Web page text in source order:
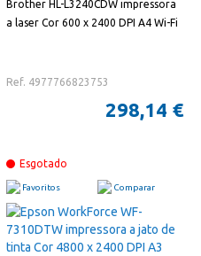
Brother HL-L3240CDW impressora
a laser Cor 600 x 2400 DPI A4 Wi-Fi
Ref. 4977766823753
298,14 €
Esgotado
Favoritos Comparar